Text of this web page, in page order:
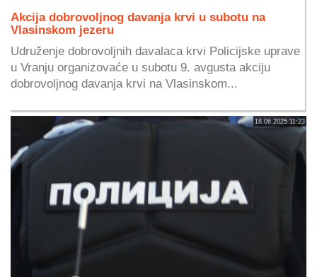
Akcija dobrovoljnog davanja krvi u subotu na
Vlasinskom jezeru
Udruženje dobrovoljnih davalaca krvi Policijske uprave
u Vranju organizovaće u subotu 9. avgusta akciju
dobrovoljnog davanja krvi na Vlasinskom...
18.06.2025 11:23